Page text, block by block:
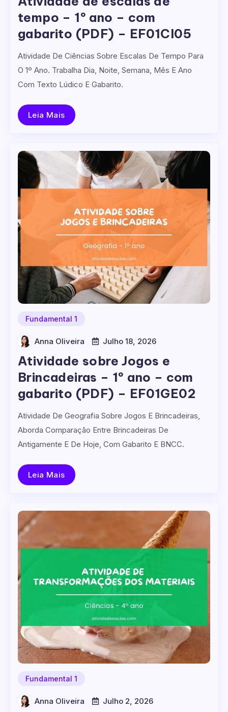
tempo – 1º ano – com
gabarito (PDF) – EF01CI05
Atividade De Ciências Sobre Escalas De Tempo Para
O 1º Ano. Trabalha Dia, Noite, Semana, Mês E Ano
Com Texto Lúdico E Gabarito.
Leia Mais
Fundamental 1
Anna Oliveira Julho 18, 2026
Atividade sobre Jogos e
Brincadeiras – 1º ano – com
gabarito (PDF) – EF01GE02
Atividade De Geografia Sobre Jogos E Brincadeiras,
Aborda Comparação Entre Brincadeiras De
Antigamente E De Hoje, Com Gabarito E BNCC.
Leia Mais
Fundamental 1
Anna Oliveira Julho 2, 2026